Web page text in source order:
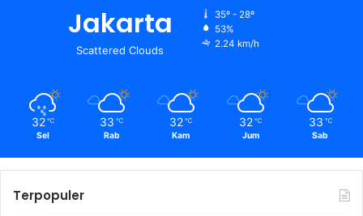
Jakarta
Scattered Clouds
35º - 28º
53%
2.24 km/h
32 ℃
Sel
33 ℃
Rab
32 ℃
Kam
32 ℃
Jum
33 ℃
Sab
Terpopuler